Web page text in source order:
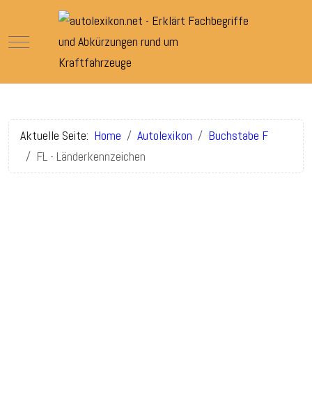
Mobile Menu Toggle
Aktuelle Seite: Home Autolexikon
Buchstabe F
FL - Länderkennzeichen